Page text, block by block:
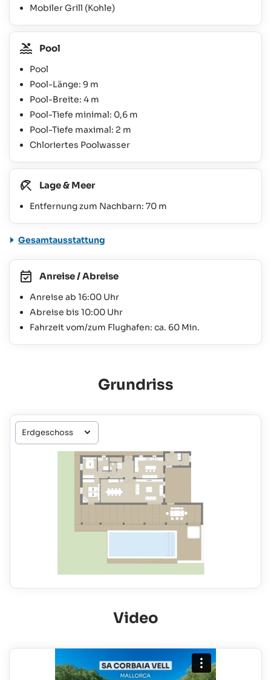
Mobiler Grill (Kohle)
Pool
Pool
Pool-Länge: 9 m
Pool-Breite: 4 m
Pool-Tiefe minimal: 0,6 m
Pool-Tiefe maximal: 2 m
Chloriertes Poolwasser
Lage & Meer
Entfernung zum Nachbarn: 70 m
Gesamtausstattung
Anreise / Abreise
Anreise ab 16:00 Uhr
Abreise bis 10:00 Uhr
Fahrzeit vom/zum Flughafen: ca. 60 Min.
Grundriss
Video